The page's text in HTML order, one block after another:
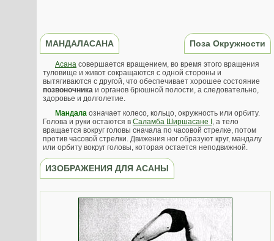
МАНДАЛАСАНА Поза Окружности
Асана совершается вращением, во время этого вращения
туловище и живот сокращаются с одной стороны и
вытягиваются с другой, что обеспечивает хорошее состояние
позвоночника и органов брюшной полости, а следовательно,
здоровье и долголетие.
Мандала означает колесо, кольцо, окружность или орбиту.
Голова и руки остаются в Саламба Ширшасане I , а тело
вращается вокруг головы сначала по часовой стрелке, потом
против часовой стрелки. Движения ног образуют круг, мандалу
или орбиту вокруг головы, которая остается неподвижной.
ИЗОБРАЖЕНИЯ ДЛЯ АСАНЫ